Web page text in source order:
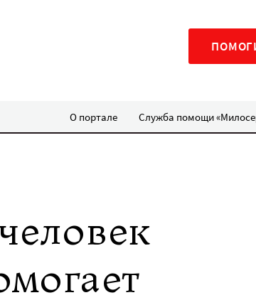
О портале Служба помощи